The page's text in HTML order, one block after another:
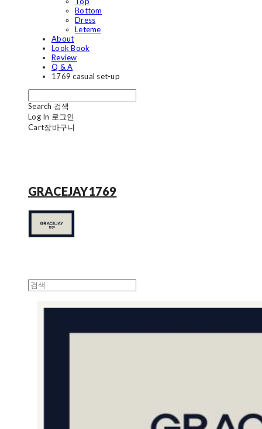
Bottom
Dress
Leteme
About
Look Book
Review
Q & A
1769 casual set-up
Search 검색
Log In 로그인
Cart장바구니
GRACEJAY1769